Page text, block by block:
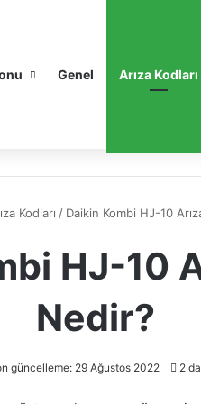
Genel Arıza Kodları
Kodları / Daikin Kombi HJ-10
HJ-10
Nedir?
güncelleme: 29 Ağustos 2022 2